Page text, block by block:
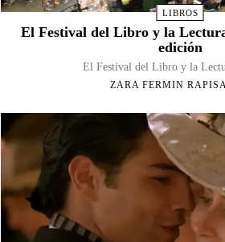
LIBROS
El Festival del Libro y la
edición
El Festival del Libro y la
ZARA FERMIN